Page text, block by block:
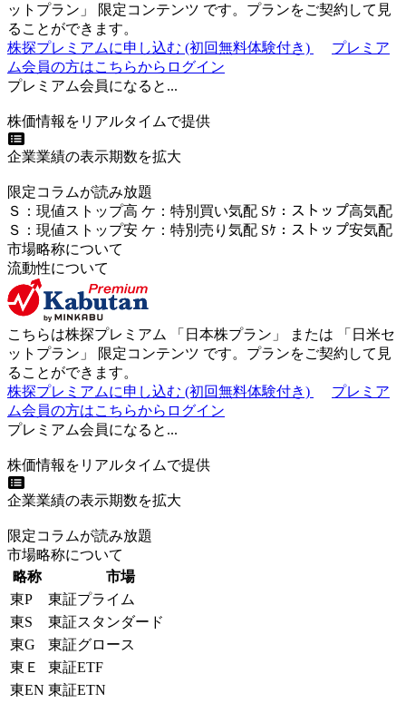
ットプラン 」 限定コンテンツ です。プランをご契約して見
ることができます。
株探プレミアムに申し込む (初回無料体験付き)
プレミア
ム会員の方はこちらからログイン
プレミアム会員になると...
株価情報をリアルタイムで提供
企業業績の表示期数を拡大
限定コラムが読み放題
Ｓ ： 現値ストップ高 ケ ： 特別買い気配 Sｹ ： ストップ高気配
Ｓ ： 現値ストップ安 ケ ： 特別売 り 気配 Sｹ ： ストップ安気配
市場略称について
流動性について
こちらは株探プレミアム 「 日本株プラン 」 または 「 日米セ
ットプラン 」 限定コンテンツ です。プランをご契約して見
ることができます。
株探プレミアムに申し込む (初回無料体験付き)
プレミア
ム会員の方はこちらからログイン
プレミアム会員になると...
株価情報をリアルタイムで提供
企業業績の表示期数を拡大
限定コラムが読み放題
市場略称について
略称
市場
東P
東証プライム
東S
東証スタンダード
東G
東証グロース
東Ｅ
東証ETF
東EN 東証ETN